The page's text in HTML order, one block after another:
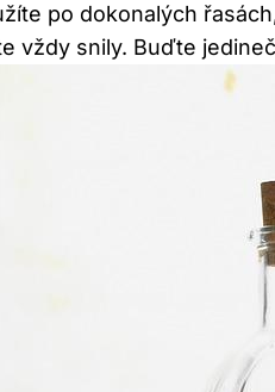
po dokonalých
vždy snily. Buďte